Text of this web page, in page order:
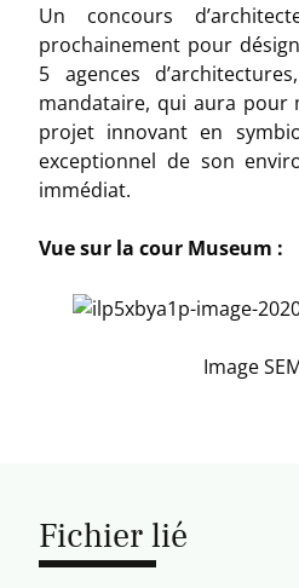
Un concours
prochainement pour
5 agences
mandataire, qui aura pour
projet innovant en
exceptionnel de son
immédiat.
Vue sur la cour Museum :
Image
Fichier lié